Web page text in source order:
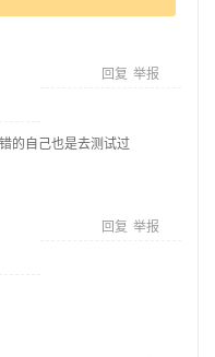
回复 举报
的自己也是去测试过
回复 举报